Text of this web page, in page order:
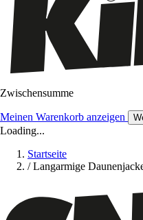
Zwischensumme
Meinen Warenkorb anzeigen
Loading...
Startseite
/ Langarmige